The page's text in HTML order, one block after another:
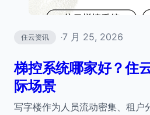
住云资讯 ·7 月 25, 2026
梯控系统哪家好？住
际场景
写字楼作为人员流动密集、租户